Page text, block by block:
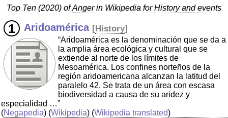
Top Ten (2020) ofAngerin Wikipedia forHistory and events
Aridoamérica [History]
“Aridoamérica es la denominación que se da a
la amplia área ecológica y cultural que se
extiende al norte de los límites de
Mesoamérica. Los confines norteños de la
región aridoamericana alcanzan la latitud del
paralelo 42. Se trata de un área con escasa
biodiversidad a causa de su aridez y
especialidad …”
(Negapedia) (Wikipedia) (Wikipedia translated)